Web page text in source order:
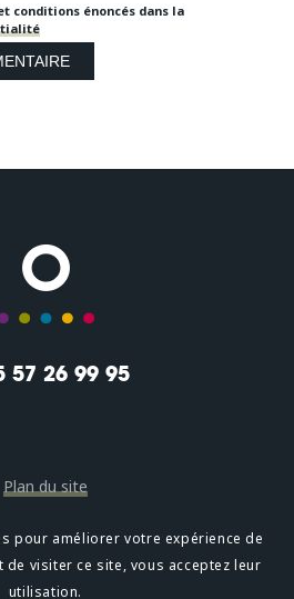
conditions énoncés dans la
57 26 99 95
Plan du site
légales
Confidentialité
pour améliorer votre expérience de
de visiter ce site, vous acceptez leur
utilisation.